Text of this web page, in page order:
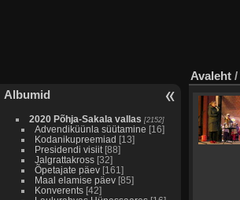
Albumid
2020 Põhja-Sakala vallas [2152]
Advendiküünla süütamine [16]
Kodanikupreemiad [13]
Presidendi visiit [88]
Jalgrattakross [32]
Õpetajate päev [161]
Maal elamise päev [85]
Konverents [42]
Avaleht /